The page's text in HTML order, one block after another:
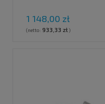
1 148,00 zł
(netto: 933,33 zł)